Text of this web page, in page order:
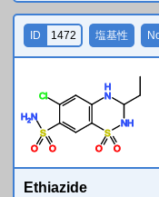
N
H
S
N H
O O
Cl
S
N
H2
O
O
ID 1472 塩基性
Ethiazide